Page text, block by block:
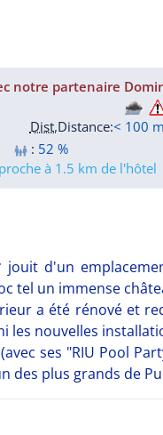
notre partenaire
Dist.Distance:< 100 m
: 52 %
à 1.5 km de l'hôtel
jouit d'un
tel un immense
a été rénové et
les nouvelles
ses "RIU Pool
des plus grands de